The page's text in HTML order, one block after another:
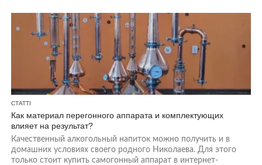
СТАТТІ
Как материал перегонного аппарата и комплектующих
влияет на результат?
Качественный алкогольный напиток можно получить и в
домашних условиях своего родного Николаева. Для этого
только стоит купить самогонный аппарат в интернет-